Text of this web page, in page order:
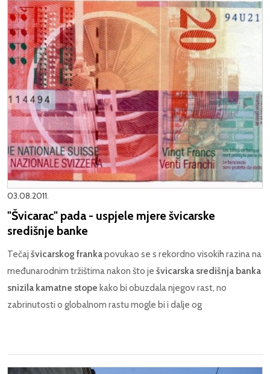
03.08.2011.
"Švicarac" pada - uspjele mjere švicarske
središnje banke
Tečaj švicarskog frankapovukao se s rekordno visokih razina na
međunarodnim tržištima nakon što je švicarska središnja banka
snizila kamatne stope kako bi obuzdala njegov rast, no
zabrinutosti o globalnom rastu mogle bi i dalje og